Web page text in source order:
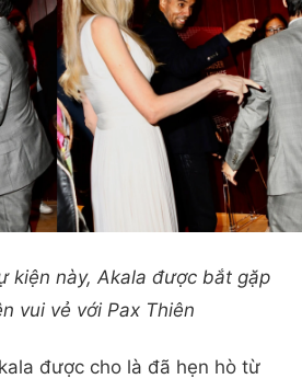
kiện này, Akala được bắt gặp
vui vẻ với Pax Thiên
được cho là đã hẹn hò từ